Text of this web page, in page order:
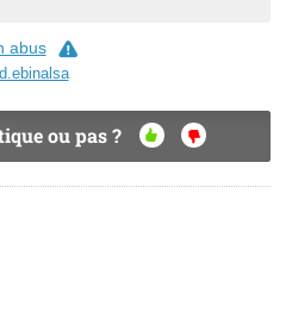
abus
d.ebinalsa
ou pas ?
OU
I
NO